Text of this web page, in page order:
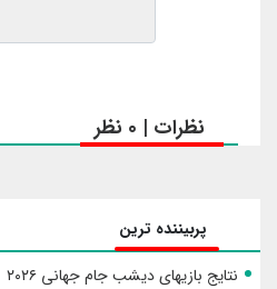
نظرات | 0 نظر
پربیننده ترین
نتایج بازیهای دیشب جام جهانی ۲۰۲۶